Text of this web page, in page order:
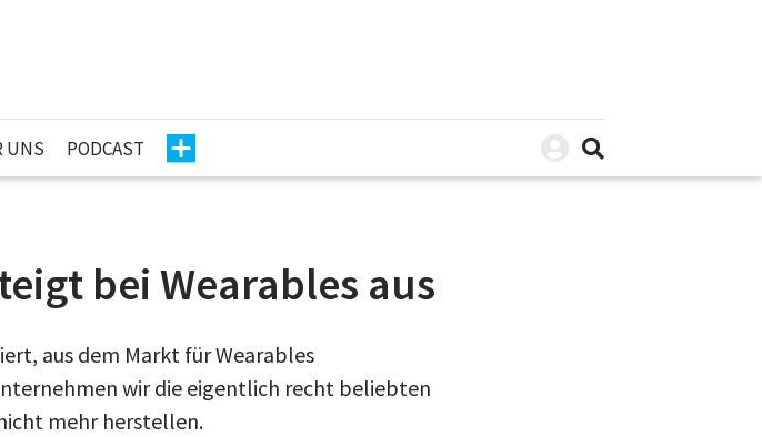
UNS PODCAST
bei Wearables aus
aus dem Markt für Wearables
wir die eigentlich recht beliebten
mehr herstellen.